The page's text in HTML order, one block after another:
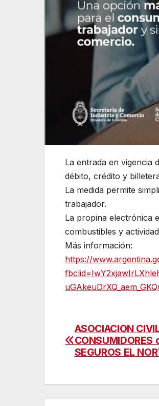
La entrada en vigencia
débito, crédito y
La medida permite
trabajador.
La propina electrónica
combustibles y
Más información:
https://
Navegación
de
ASOCIACION
CONSUMIDORES
SEGUROS EL